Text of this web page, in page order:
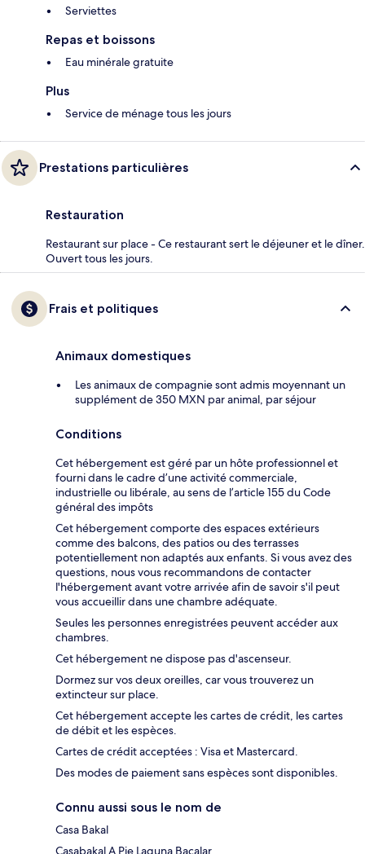
Serviettes
Repas et boissons
Eau minérale gratuite
Plus
Service de ménage tous les jours
Prestations particulières
Restauration
Restaurant sur place - Ce restaurant sert le déjeuner et le dîner.
Ouvert tous les jours.
Frais et politiques
Animaux domestiques
Les animaux de compagnie sont admis moyennant un
supplément de 350 MXN par animal, par séjour
Conditions
Cet hébergement est géré par un hôte professionnel et
fourni dans le cadre d’une activité commerciale,
industrielle ou libérale, au sens de l’article 155 du Code
général des impôts
Cet hébergement comporte des espaces extérieurs
comme des balcons, des patios ou des terrasses
potentiellement non adaptés aux enfants. Si vous avez des
questions, nous vous recommandons de contacter
l'hébergement avant votre arrivée afin de savoir s'il peut
vous accueillir dans une chambre adéquate.
Seules les personnes enregistrées peuvent accéder aux
chambres.
Cet hébergement ne dispose pas d'ascenseur.
Dormez sur vos deux oreilles, car vous trouverez un
extincteur sur place.
Cet hébergement accepte les cartes de crédit, les cartes
de débit et les espèces.
Cartes de crédit acceptées : Visa et Mastercard.
Des modes de paiement sans espèces sont disponibles.
Connu aussi sous le nom de
Casa Bakal
Casabakal A Pie Laguna Bacalar